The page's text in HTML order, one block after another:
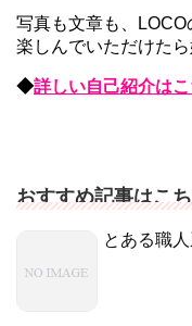
写真も文章も、
楽しんでいただけたら
◆詳しい自己紹介は
おすすめ記事はこ
とある職